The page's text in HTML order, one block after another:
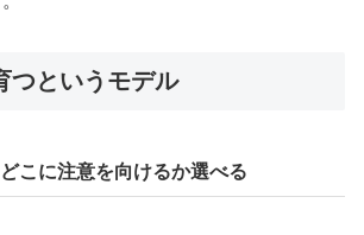
つというモデル
こに注意を向けるか選べる